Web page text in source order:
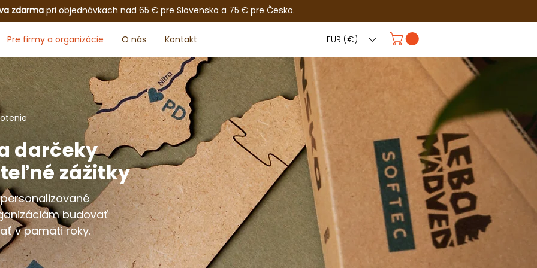
zdarma pri objednávkach nad 65 € pre Slovensko a 75 € pre Česko.
Pre firmy a organizácie O nás Kontakt EUR (€)
darčeky
zážitky
budovať
v pamäti roky.